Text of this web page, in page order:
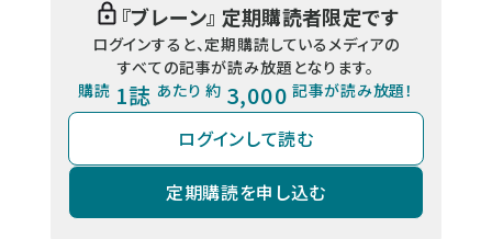
『ブレーン』 定期購読者限定です
ログインすると、定期購読しているメディアの
すべての記事が読み放題となります。
購読 1誌 あたり 約 3,000 記事が読み放題！
ログインして読む
定期購読を申し込む